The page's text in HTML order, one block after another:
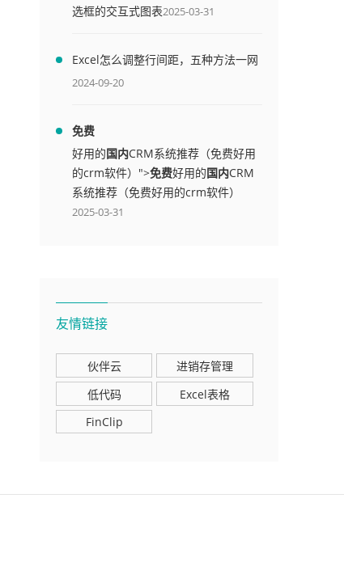
选框的交互式图表2025-03-31
Excel怎么调整行间距，五种方法一网
打尽
2024-09-20
免费
好用的国内CRM系统推荐（免费好用
的crm软件）">免费好用的国内CRM
系统推荐（免费好用的crm软件）
2025-03-31
友情链接
伙伴云
进销存管理
低代码
Excel表格
FinClip